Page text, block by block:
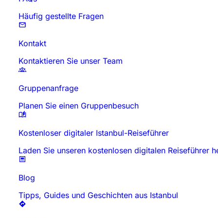
Häufig gestellte Fragen
Kontakt
Kontaktieren Sie unser Team
Gruppenanfrage
Planen Sie einen Gruppenbesuch
Kostenloser digitaler Istanbul-Reiseführer
Laden Sie unseren kostenlosen digitalen Reiseführer
Blog
Tipps, Guides und Geschichten aus Istanbul